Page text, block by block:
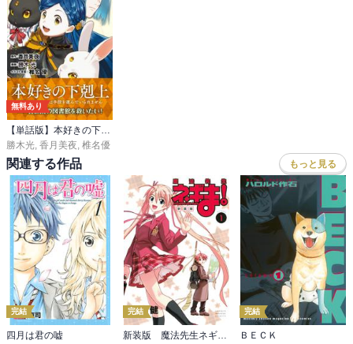
無料あり
勝木光 香月美夜 椎名優
関連する作品 もっと見る
完結
四月は君の嘘
完結
新装版 魔法先生ネギま！
完結
ＢＥＣＫ